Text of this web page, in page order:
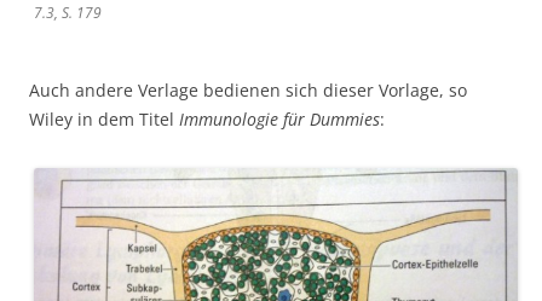
7.3, S. 179
Auch andere Verlage bedienen sich dieser Vorlage, so
Wiley in dem Titel Immunologie für Dummies: